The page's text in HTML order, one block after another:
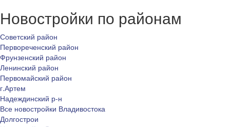
Новостройки по районам
Советский район
Первореченский район
Фрунзенский район
Ленинский район
Первомайский район
г.Артем
Надеждинский р-н
Все новостройки Владивостока
Долгострои